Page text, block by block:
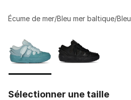
Écume de mer/Bleu mer baltique/Bleu
Sélectionner une taille